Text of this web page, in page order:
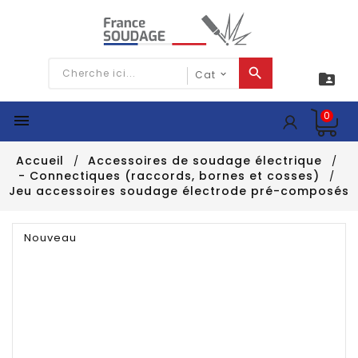

 0
Accueil
Accessoires de soudage électrique
- Connectiques (raccords, bornes et cosses)
Jeu accessoires soudage électrode pré-composés
Nouveau